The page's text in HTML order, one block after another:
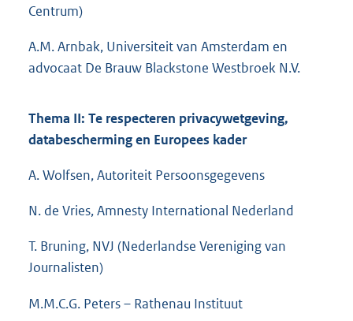
Centrum)
A.M. Arnbak, Universiteit van Amsterdam en
advocaat De Brauw Blackstone Westbroek N.V.
Thema II: Te respecteren privacywetgeving,
databescherming en Europees kader
A. Wolfsen, Autoriteit Persoonsgegevens
N. de Vries, Amnesty International Nederland
T. Bruning, NVJ (Nederlandse Vereniging van
Journalisten)
M.M.C.G. Peters – Rathenau Instituut